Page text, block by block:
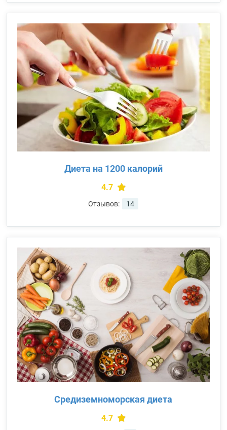
Диета на 1200 калорий
4.7
Отзывов: 14
Средиземноморская диета
4.7